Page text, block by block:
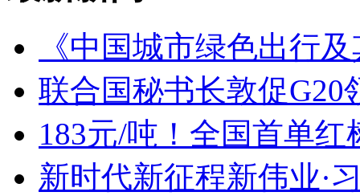
《中国城市绿色出行
联合国秘书长敦促
183元/吨！全国首单
新时代新征程新伟业·